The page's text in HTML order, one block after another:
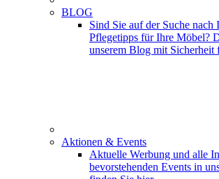
BLOG
Sind Sie auf der Suche nach
Pflegetipps für Ihre Möbel?
unserem Blog mit Sicherheit
Aktionen & Events
Aktuelle Werbung und alle
bevorstehenden Events in